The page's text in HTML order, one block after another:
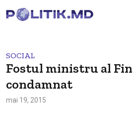
SOCIAL
Fostul ministru al
condamnat
mai 19, 2015